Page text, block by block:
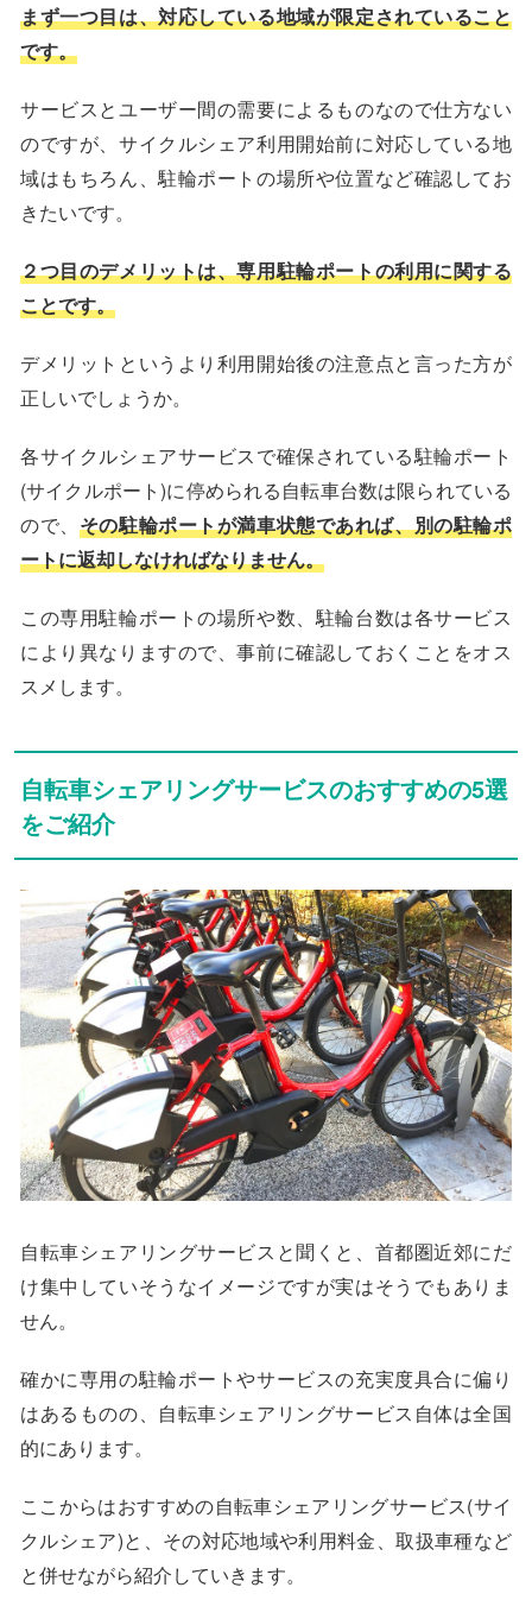
まず一つ目は、対応している地域が限定されていること
です。
サービスとユーザー間の需要によるものなので仕方ない
のですが、サイクルシェア利用開始前に対応している地
域はもちろん、駐輪ポートの場所や位置など確認してお
きたいです。
２つ目のデメリットは、専用駐輪ポートの利用に関する
ことです。
デメリットというより利用開始後の注意点と言った方が
正しいでしょうか。
各サイクルシェアサービスで確保されている駐輪ポート
(サイクルポート)に停められる自転車台数は限られている
ので、 その駐輪ポートが満車状態であれば、別の駐輪ポ
ートに返却しなければなりません。
この専用駐輪ポートの場所や数、駐輪台数は各サービス
により異なりますので、事前に確認しておくことをオス
スメします。
自転車シェアリングサービスのおすすめの5選
をご紹介
自転車シェアリングサービスと聞くと、首都圏近郊にだ
け集中していそうなイメージですが実はそうでもありま
せん。
確かに専用の駐輪ポートやサービスの充実度具合に偏り
はあるものの、自転車シェアリングサービス自体は全国
的にあります。
ここからはおすすめの自転車シェアリングサービス(サイ
クルシェア)と、その対応地域や利用料金、取扱車種など
と併せながら紹介していきます。